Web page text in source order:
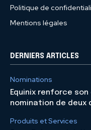
Politique de
Mentions légales
DERNIERS ARTICLES
Nominations
Equinix renforce
nomination de deux
Produits et Services